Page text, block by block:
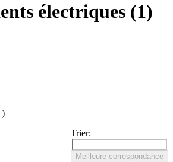
électriques (1)
Trier:
Meilleure correspondance